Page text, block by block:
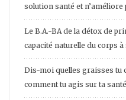
solution santé et n’améliore
Le B.A.-BA de la détox de
capacité naturelle du corps
Dis-moi quelles graisses tu
comment tu agis sur ta santé